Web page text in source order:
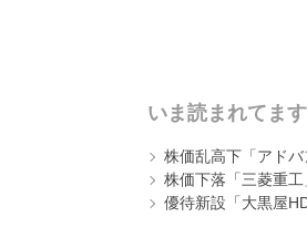
いま読まれてます
株価乱高下「アド
株価下落「三菱重
優待新設「大黒屋